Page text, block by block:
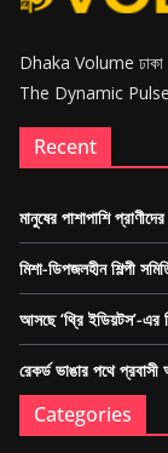
Dhaka Volume ঢাকা
The Dynamic
Recent
মানুষের পাশাপাশি
মিশা-ডিপজলহীন শিল্পী
আসছে ‘থ্রি ইডিয়টস’-এর
রেকর্ড ভাঙার পথে
Categories